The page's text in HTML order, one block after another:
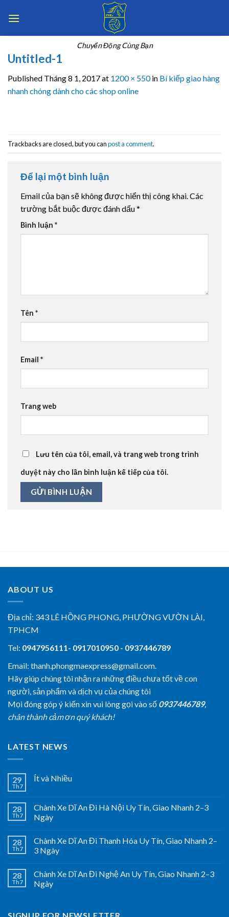
Chuyển Động Cùng Bạn
Untitled-1
Published Tháng 8 1, 2017at 1200 × 550in Bí kiếp giao hàng
nhanh chóng dành cho các shop online
Trackbacks are closed, but you canpost a comment.
Để lại một bình luận
Email của bạn sẽ không được hiển thị công khai.Các
trường bắt buộc được đánh dấu*
Bình luận *
Tên *
Email *
Trang web
Lưu tên của tôi, email, và trang web trong trình
duyệt này cho lần bình luận kế tiếp của tôi.
ABOUT US
Địa chỉ: 343 LÊ HỒNG PHONG, PHƯỜNG VƯỜN LÀI,
TPHCM
Tel: 0947956111- 0917010950 - 0937446789
Email: thanh.phongmaexpress@gmail.com.
Hãy giúp chúng tôi nhận ra những điều chưa tốt về con
người, sản phẩm và dịch vụ của chúng tôi
Mọi đóng góp ý kiến xin vui lòng gọi vào số 0937446789,
chân thành cảm ơn quý khách!
LATEST NEWS
29
Th7
Ít và Nhiều
28
Th7
Chành Xe Dĩ An Đi Hà Nội Uy Tín, Giao Nhanh 2–3
Ngày
28
Th7
Chành Xe Dĩ An Đi Thanh Hóa Uy Tín, Giao Nhanh 2–
3 Ngày
28
Th7
Chành Xe Dĩ An Đi Nghệ An Uy Tín, Giao Nhanh 2–3
Ngày